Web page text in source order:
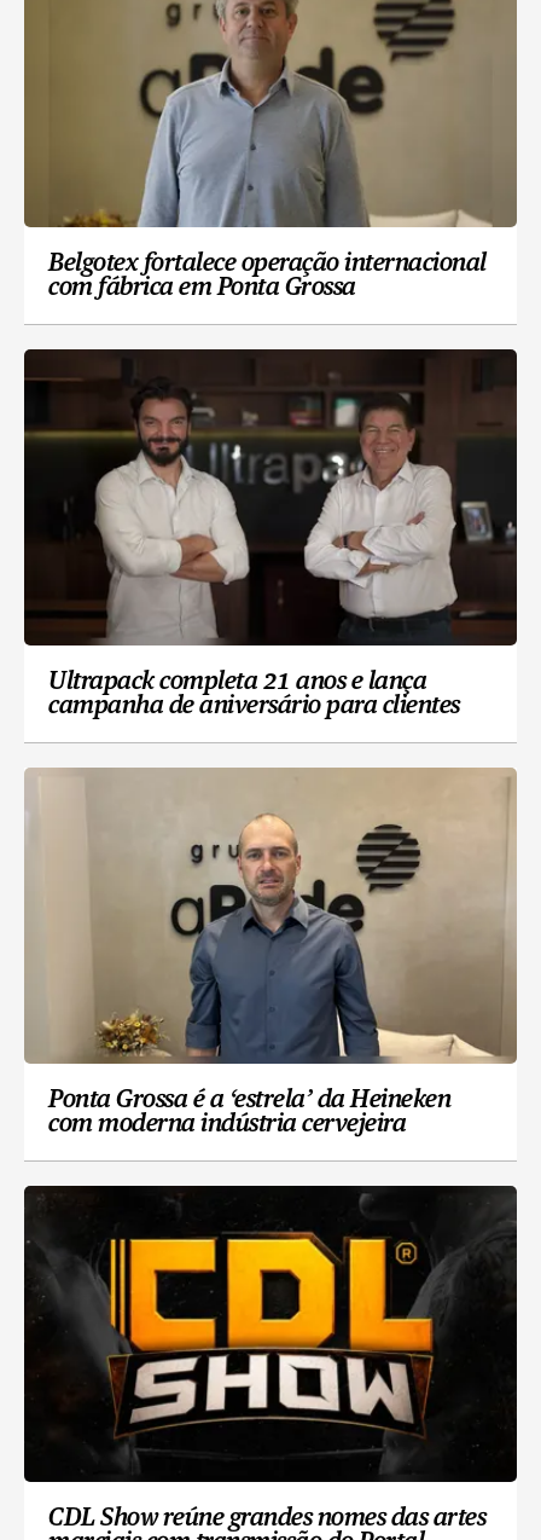
Belgotex fortalece operação internacional
com fábrica em Ponta Grossa
Ultrapack completa 21 anos e lança
campanha de aniversário para clientes
Ponta Grossa é a ‘estrela’ da Heineken
com moderna indústria cervejeira
CDL Show reúne grandes nomes das artes